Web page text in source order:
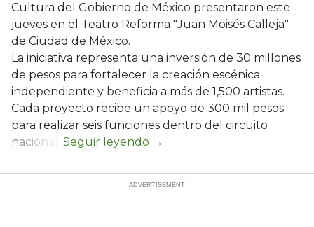
Cultura del Gobierno de México presentaron este
jueves en el Teatro Reforma "Juan Moisés Calleja"
de Ciudad de México.
La iniciativa representa una inversión de 30 millones
de pesos para fortalecer la creación escénica
independiente y beneficia a más de 1,500 artistas.
Cada proyecto recibe un apoyo de 300 mil pesos
para realizar seis funciones dentro del circuito
nacional.